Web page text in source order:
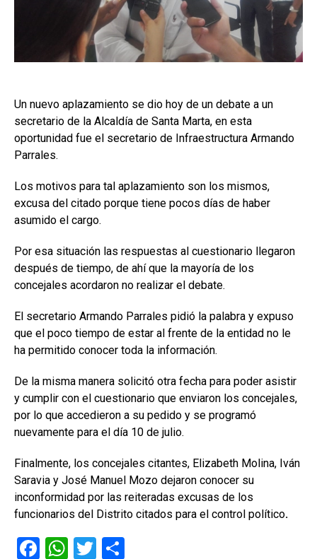
Un nuevo aplazamiento se dio hoy de un debate a un
secretario de la Alcaldía de Santa Marta, en esta
oportunidad fue el secretario de Infraestructura Armando
Parrales.
Los motivos para tal aplazamiento son los mismos,
excusa del citado porque tiene pocos días de haber
asumido el cargo.
Por esa situación las respuestas al cuestionario llegaron
después de tiempo, de ahí que la mayoría de los
concejales acordaron no realizar el debate.
El secretario Armando Parrales pidió la palabra y expuso
que el poco tiempo de estar al frente de la entidad no le
ha permitido conocer toda la información.
De la misma manera solicitó otra fecha para poder asistir
y cumplir con el cuestionario que enviaron los concejales,
por lo que accedieron a su pedido y se programó
nuevamente para el día 10 de julio.
Finalmente, los concejales citantes, Elizabeth Molina, Iván
Saravia y José Manuel Mozo dejaron conocer su
inconformidad por las reiteradas excusas de los
funcionarios del Distrito citados para el control político.
F
W T